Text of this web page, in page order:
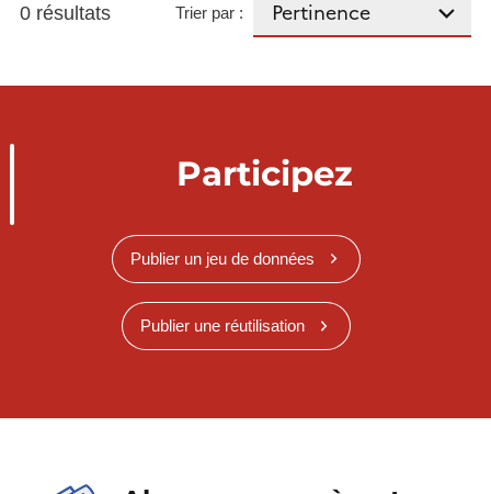
0 résultats Trier par :
Participez
Publier un jeu de données
Publier une réutilisation